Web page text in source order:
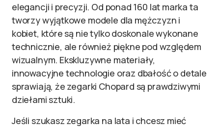
elegancji i precyzji. Od ponad 160 lat marka ta
tworzy wyjątkowe modele dla mężczyzn i
kobiet, które są nie tylko doskonale wykonane
technicznie, ale również piękne pod względem
wizualnym. Ekskluzywne materiały,
innowacyjne technologie oraz dbałość o detale
sprawiają, że zegarki Chopard są prawdziwymi
dziełami sztuki.
Jeśli szukasz zegarka na lata i chcesz mieć